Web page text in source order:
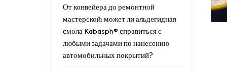
От конвейера до ремонтной
мастерской: может ли альдегидная
смола Kabasph® справиться с
любыми задачами по нанесению
автомобильных покрытий?